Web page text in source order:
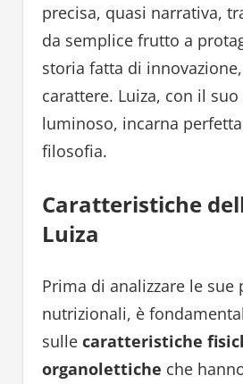
precisa, quasi narrativa,
da semplice frutto a
storia fatta di
carattere. Luiza, con il
luminoso, incarna
filosofia.
Caratteristiche
Luiza
Prima di analizzare le sue
nutrizionali, è
sulle caratteristiche
organolettiche che